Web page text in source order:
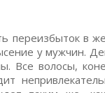
переизбыток в
у мужчин.
Все волосы,